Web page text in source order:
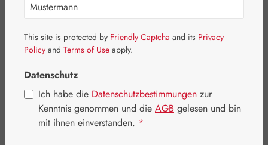
This site is protected by Friendly Captcha and its Privacy
Policy and Terms of Use apply.
Datenschutz
Ich habe die Datenschutzbestimmungen zur
Kenntnis genommen und die AGB gelesen und bin
mit ihnen einverstanden. *